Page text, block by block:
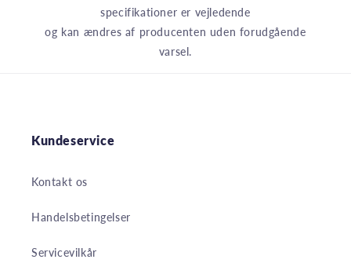
specifikationer er vejledende
og kan ændres af producenten uden forudgående
varsel.
Kundeservice
Kontakt os
Handelsbetingelser
Servicevilkår